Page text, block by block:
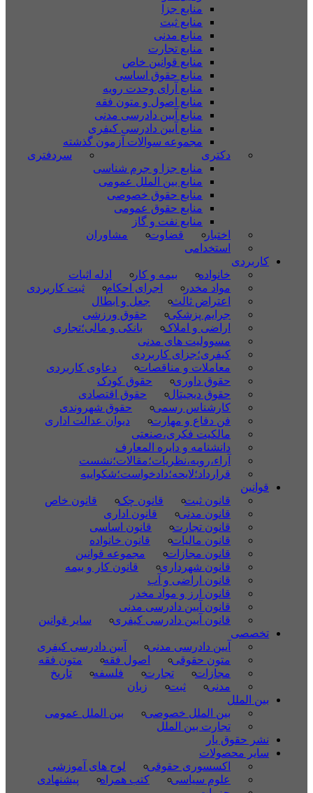
منابع جزا
منابع ثبت
منابع مدنی
منابع تجارت
منابع قوانین خاص
منابع حقوق اساسی
منابع آرای وحدت رویه
منابع اصول و متون فقه
منابع آیین دادرسی مدنی
منابع آیین دادرسی کیفری
مجموعه سوالات آزمون گذشته
دکتری
منابع جزا و جرم شناسی
منابع بین الملل عمومی
منابع حقوق خصوصی
منابع حقوق عمومی
منابع نفت و گاز
سردفتری
اختبار قضاوت
مشاوران
استخدامی
کاربردی
خانواده
بیمه و کار
ادله اثبات
مواد مخدر
اجرای احکام
ثبت کاربردی
اعتراض ثالث
جعل و ابطال
جرایم پزشکی
حقوق ورزشی
اراضی و املاک
بانکی و مالی؛تجاری
مسوولیت های مدنی
کیفری؛جزای کاربردی
معاملات و مناقصات
دعاوی کاربردی
حقوق داوری
حقوق کودک
حقوق دیجیتال
حقوق اقتصادی
کارشناس رسمی
حقوق شهروندی
فن دفاع و مهارت
دیوان عدالت اداری
مالکیت فکری،صنعتی
دانشنامه و دایره المعارف
آراء،رویه،نظریات؛مقالات؛نشست
قرارداد؛لایحه؛دادخواست؛شکواییه
قوانین
قانون ثبت
قانون چک
قانون خاص
قانون مدنی
قانون اداری
قانون تجارت
قانون اساسی
قانون مالیات
قانون خانواده
قانون مجازات
مجموعه قوانین
قانون شهرداری
قانون کار و بیمه
قانون اراضی و آب
قانون ارز و مواد مخدر
قانون آیین دادرسی مدنی
قانون آیین دادرسی کیفری
سایر قوانین
تخصصی
آیین دادرسی مدنی
آیین دادرسی کیفری
متون حقوقی
اصول فقه
متون فقه
مجازات
تجارت فلسفه
تاریخ
مدنی
ثبت
زبان
بین الملل
بین الملل خصوصی
بین الملل عمومی
تجارت بین الملل
نشر حقوق یار
سایر محصولات
اکسسوری حقوقی
لوح های آموزشی
علوم سیاسی
کتب همراه
پیشنهادی